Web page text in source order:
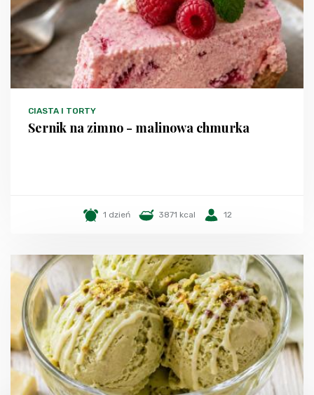
CIASTA I TORTY
Sernik na zimno - malinowa chmurka
1 dzień 3871 kcal 12